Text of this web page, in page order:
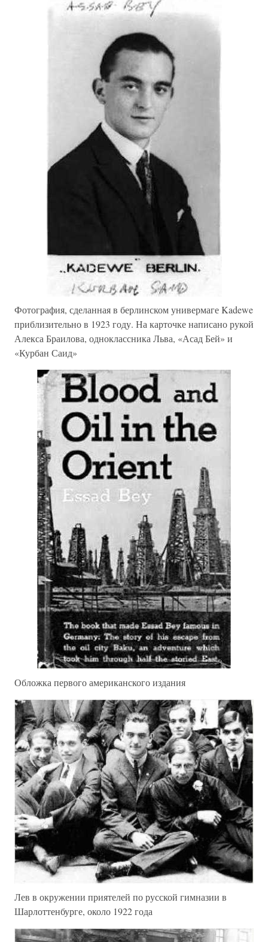
Фотография, сделанная в берлинском универмаге Kadewe
приблизительно в 1923 году. На карточке написано рукой
Алекса Браилова, одноклассника Льва, «Асад Бей» и
«Курбан Саид»
Обложка первого американского издания
Лев в окружении приятелей по русской гимназии в
Шарлоттенбурге, около 1922 года